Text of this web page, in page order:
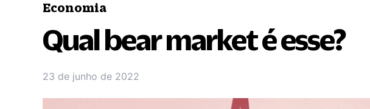
Economia
Qual bear market é esse?
23 de junho de 2022